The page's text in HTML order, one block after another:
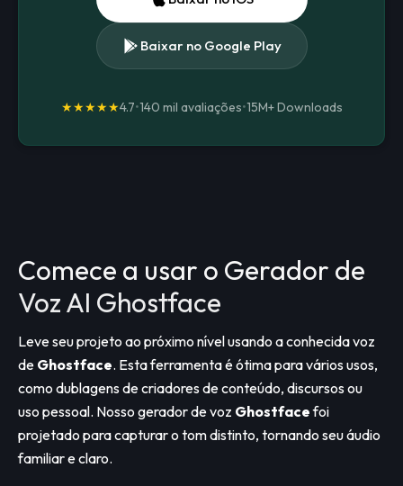
Baixar no Google Play
★★★★★4.7•140 mil avaliações•15M+Downloads
Comece a usar o Gerador de
Voz AI Ghostface
Leve seu projeto ao próximo nível usando a conhecida voz
de Ghostface. Esta ferramenta é ótima para vários usos,
como dublagens de criadores de conteúdo, discursos ou
uso pessoal. Nosso gerador de voz Ghostfacefoi
projetado para capturar o tom distinto, tornando seu áudio
familiar e claro.